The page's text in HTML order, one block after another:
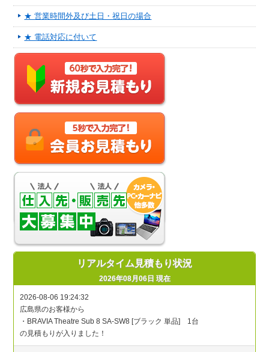
★ 営業時間外及び土日・祝日の場合
★ 電話対応に付いて
リアルタイム見積もり状況
2026年08月06日 現在